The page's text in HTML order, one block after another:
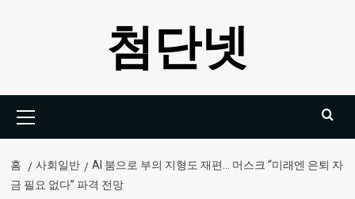
첨단넷
본
메
홈 사회일반
AI 붐으로 부의 지형도 재편… 머스크 “미래엔 은퇴 자
금 필요 없다” 파격 전망